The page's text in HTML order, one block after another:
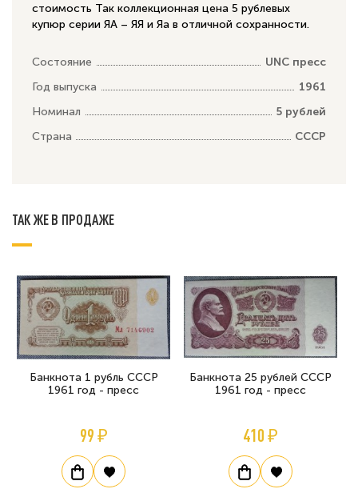
стоимость Так коллекционная цена 5 рублевых
купюр серии ЯА – ЯЯ и Яа в отличной сохранности.
Состояние
UNC пресс
Год выпуска
1961
Номинал
5 рублей
Страна
СССР
ТАК ЖЕ В ПРОДАЖЕ
Банкнота 1 рубль СССР
1961 год - пресс
99 ₽
Банкнота 25 рублей СССР
1961 год - пресс
410 ₽